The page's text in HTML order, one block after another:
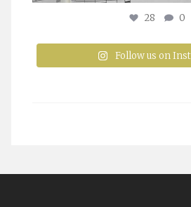
28 0
Follow us on